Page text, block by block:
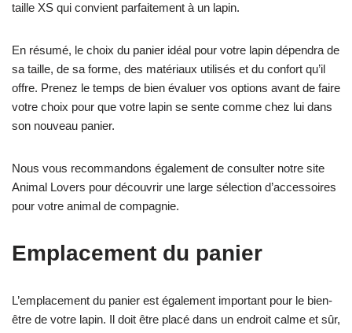
taille XS qui convient parfaitement à un lapin.
En résumé, le choix du panier idéal pour votre lapin dépendra de
sa taille, de sa forme, des matériaux utilisés et du confort qu’il
offre. Prenez le temps de bien évaluer vos options avant de faire
votre choix pour que votre lapin se sente comme chez lui dans
son nouveau panier.
Nous vous recommandons également de consulter notre site
Animal Lovers pour découvrir une large sélection d’accessoires
pour votre animal de compagnie.
Emplacement du panier
L’emplacement du panier est également important pour le bien-
être de votre lapin. Il doit être placé dans un endroit calme et sûr,